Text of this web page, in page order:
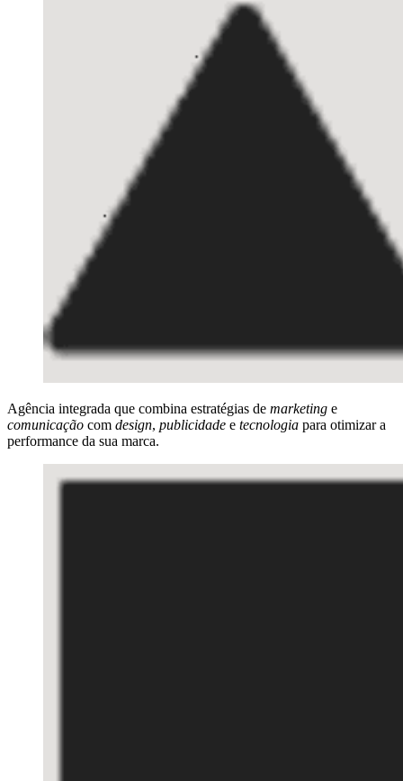
Agência integrada que combina estratégias de marketing e
comunicação com design, publicidade e tecnologia para otimizar a
performance da sua marca.